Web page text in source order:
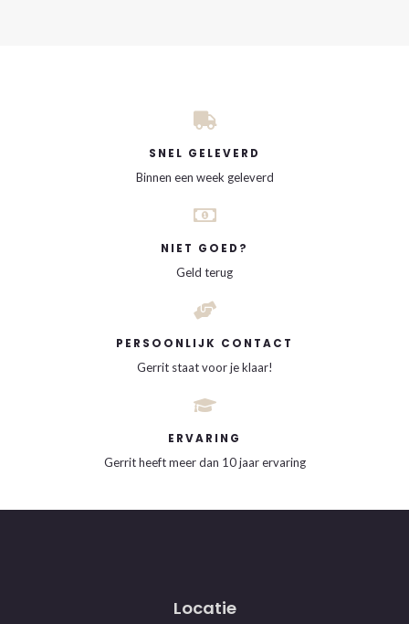
SNEL GELEVERD
Binnen een week geleverd
NIET GOED?
Geld terug
PERSOONLIJK CONTACT
Gerrit staat voor je klaar!
ERVARING
Gerrit heeft meer dan 10 jaar ervaring
Locatie